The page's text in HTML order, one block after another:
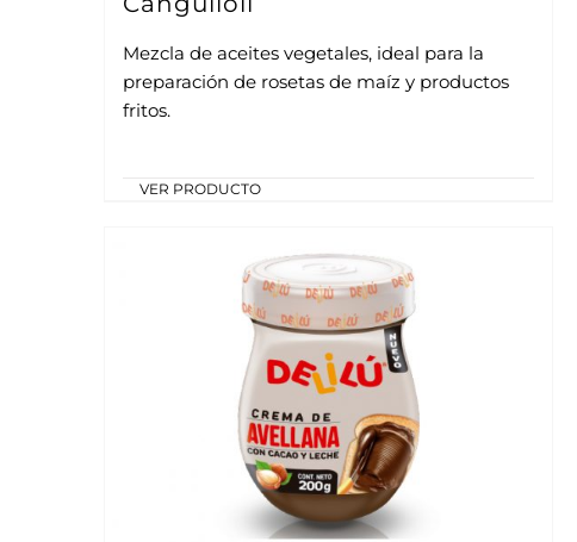
Mezcla de aceites vegetales, ideal para la
preparación de rosetas de maíz y productos
fritos.
VER PRODUCTO